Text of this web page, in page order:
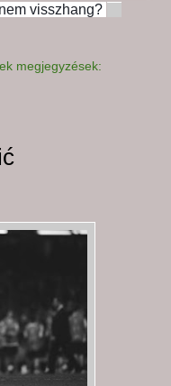
visszhang?
megjegyzések: